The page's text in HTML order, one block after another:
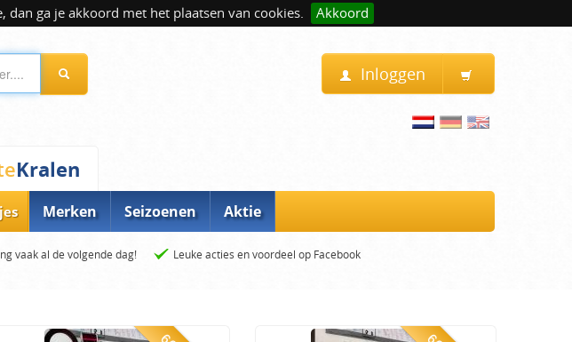
ga je akkoord met het plaatsen van cookies. Akkoord
Inloggen
Kralen
Merken Seizoenen Aktie
vaak al de volgende dag! Leuke acties en voordeel op Facebook